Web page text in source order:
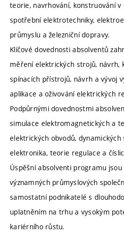
teorie, navrhování, konstruování
spotřební elektrotechniky,
průmyslu a železniční dopravy.
Klíčové dovednosti absolventů
měření elektrických strojů, návrh,
spínacích přístrojů, návrh a vývoj
aplikace a oživování elektrických
Podpůrnými dovednostmi
simulace elektromagnetických a
elektrických obvodů,
elektronika, teorie regulace a
Úspěšní absolventi programu
významných průmyslových
samostatní podnikatelé s
uplatněním na trhu a vysokým
kariérního růstu.